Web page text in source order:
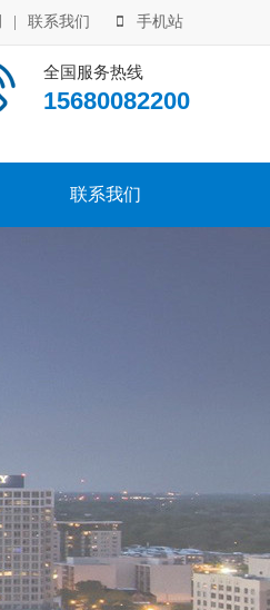
联系我们 手机站
全国服务热线
15680082200
联系我们